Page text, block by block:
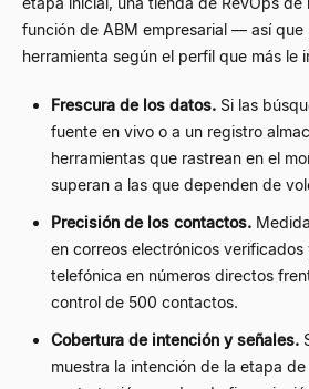
función de ABM empresarial — así que
herramienta según el perfil que más le
Frescura de los datos. Si las
fuente en vivo o a un registro
herramientas que rastrean en el
superan a las que dependen de
Precisión de los contactos.
en correos electrónicos
telefónica en números directos
control de 500 contactos.
Cobertura de intención y señales.
muestra la intención de la etapa